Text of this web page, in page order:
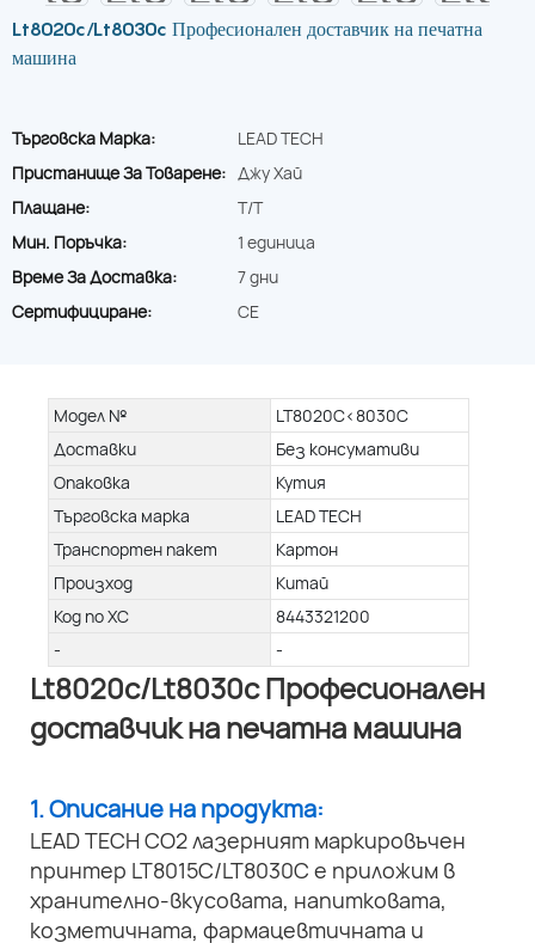
Lt8020c/Lt8030c Професионален доставчик на печатна
машина
Търговска Марка:
LEAD TECH
Пристанище За Товарене: Джу Хай
Плащане:
T/T
Мин. Поръчка:
1 единица
Време За Доставка:
7 дни
Сертифициране:
CE
Модел №
LT8020C<8030C
Доставки
Без консумативи
Опаковка
Кутия
Търговска марка
LEAD TECH
Транспортен пакет
Картон
Произход
Китай
Код по ХС
8443321200
-
-
Lt8020c/Lt8030c Професионален
доставчик на печатна машина
1. Описание на продукта:
LEAD TECH CO2 лазерният маркировъчен
принтер LT8015C/LT8030C е приложим в
хранително-вкусовата, напитковата,
козметичната, фармацевтичната и